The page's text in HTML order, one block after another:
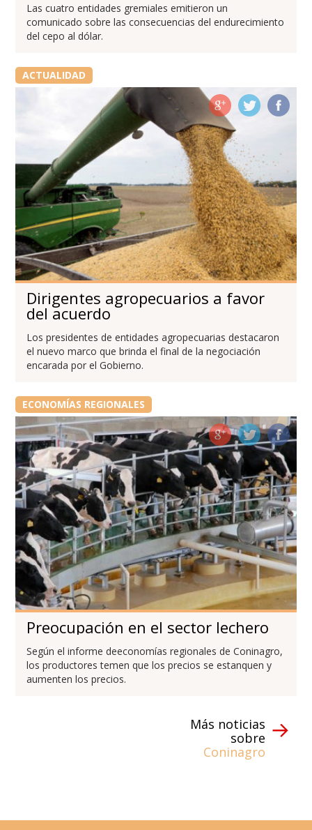
Las cuatro entidades gremiales emitieron un
comunicado sobre las consecuencias del endurecimiento
del cepo al dólar.
ACTUALIDAD
Dirigentes agropecuarios a favor
del acuerdo
Los presidentes de entidades agropecuarias destacaron
el nuevo marco que brinda el final de la negociación
encarada por el Gobierno.
ECONOMÍAS REGIONALES
Preocupación en el sector lechero
Según el informe deeconomías regionales de Coninagro,
los productores temen que los precios se estanquen y
aumenten los precios.
Más noticias
sobre
Coninagro